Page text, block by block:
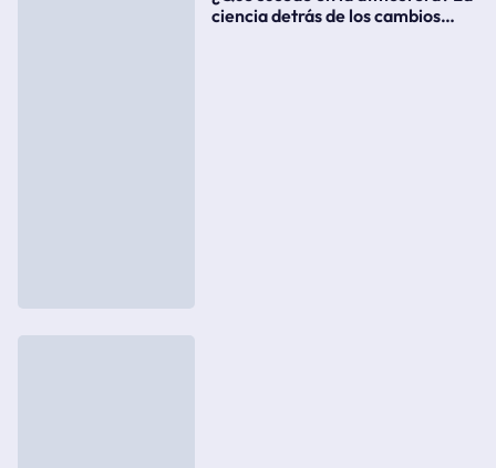
ciencia detrás de los cambios